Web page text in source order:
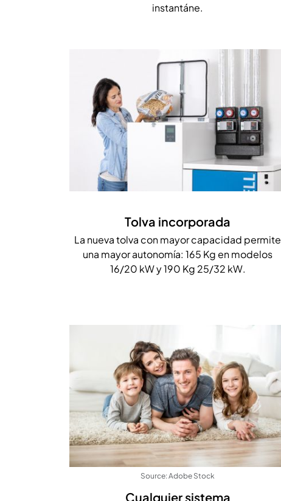
instantáne.
Tolva incorporada
La nueva tolva con mayor capacidad permite
una mayor autonomía: 165 Kg en modelos
16/20 kW y 190 Kg 25/32 kW.
Source: Adobe Stock
Cualquier sistema